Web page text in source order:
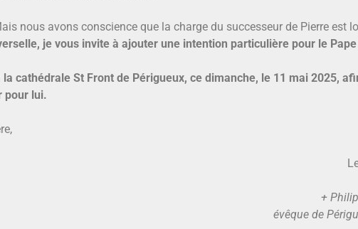
nous avons conscience que la charge du successeur de Pierre est
je vous invite à ajouter une intention particulière pour le Pape
cathédrale St Front de Périgueux, ce dimanche, le 11 mai 2025,
pour lui.
+
évêque de